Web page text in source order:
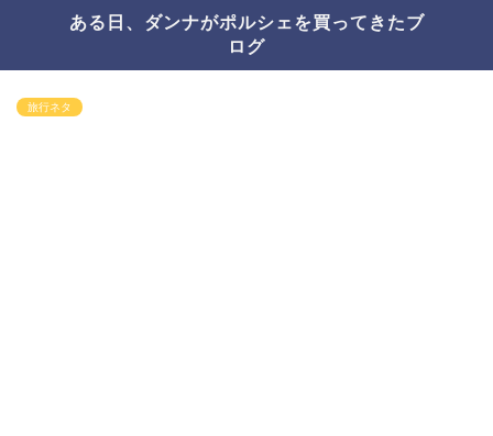
ある日、ダンナがポルシェを買ってきたブ
ログ
旅行ネタ